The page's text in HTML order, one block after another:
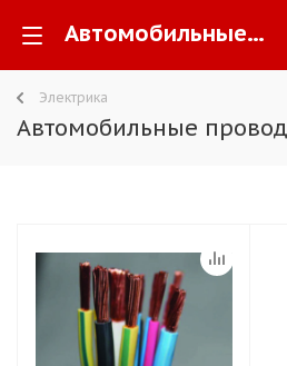
Автомобильные провода и кабель -
Электрика
Автомобильные